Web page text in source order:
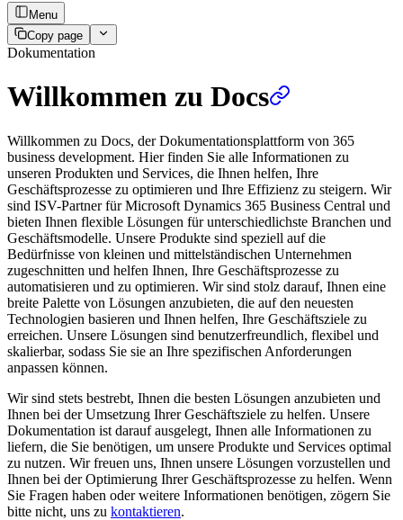
Menu
Copy page
Dokumentation
Willkommen zu Docs
Willkommen zu Docs, der Dokumentationsplattform von 365
business development. Hier finden Sie alle Informationen zu
unseren Produkten und Services, die Ihnen helfen, Ihre
Geschäftsprozesse zu optimieren und Ihre Effizienz zu steigern. Wir
sind ISV-Partner für Microsoft Dynamics 365 Business Central und
bieten Ihnen flexible Lösungen für unterschiedlichste Branchen und
Geschäftsmodelle. Unsere Produkte sind speziell auf die
Bedürfnisse von kleinen und mittelständischen Unternehmen
zugeschnitten und helfen Ihnen, Ihre Geschäftsprozesse zu
automatisieren und zu optimieren. Wir sind stolz darauf, Ihnen eine
breite Palette von Lösungen anzubieten, die auf den neuesten
Technologien basieren und Ihnen helfen, Ihre Geschäftsziele zu
erreichen. Unsere Lösungen sind benutzerfreundlich, flexibel und
skalierbar, sodass Sie sie an Ihre spezifischen Anforderungen
anpassen können.
Wir sind stets bestrebt, Ihnen die besten Lösungen anzubieten und
Ihnen bei der Umsetzung Ihrer Geschäftsziele zu helfen. Unsere
Dokumentation ist darauf ausgelegt, Ihnen alle Informationen zu
liefern, die Sie benötigen, um unsere Produkte und Services optimal
zu nutzen. Wir freuen uns, Ihnen unsere Lösungen vorzustellen und
Ihnen bei der Optimierung Ihrer Geschäftsprozesse zu helfen. Wenn
Sie Fragen haben oder weitere Informationen benötigen, zögern Sie
bitte nicht, uns zu kontaktieren.